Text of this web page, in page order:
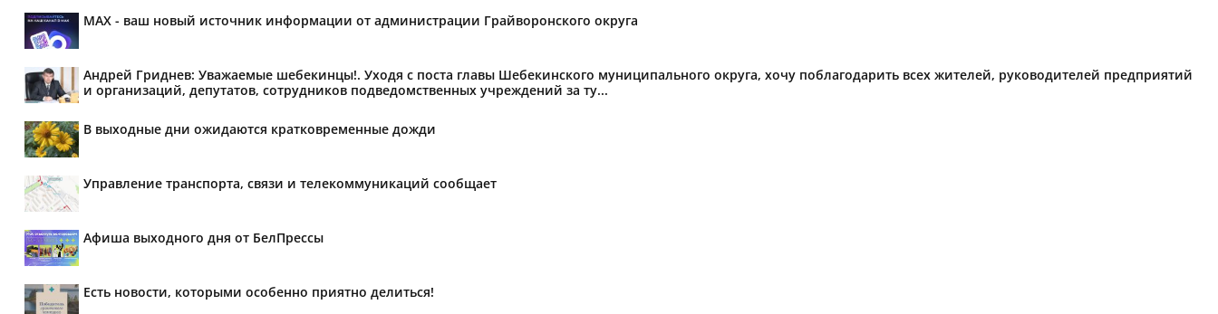
MAX - ваш новый источник информации от администрации Грайворонского округа
Андрей Гриднев: Уважаемые шебекинцы!. Уходя с поста главы Шебекинского муниципального округа, хочу поблагодарить всех жителей, руководителей предприятий
и организаций, депутатов, сотрудников подведомственных учреждений за ту...
В выходные дни ожидаются кратковременные дожди
Управление транспорта, связи и телекоммуникаций сообщает
Афиша выходного дня от БелПрессы
Есть новости, которыми особенно приятно делиться!